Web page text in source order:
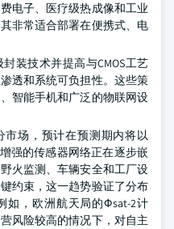
电子、医疗级热成像和工业
非常适合部署在便携式、电
装技术并提高与CMOS工艺
透和系统可负担性。这些策
智能手机和广泛的物联网设
场，预计在预测期内将以
强的传感器网络正在逐步嵌
火监测、车辆安全和工厂设
约束，这一趋势验证了分布
如，欧洲航天局的Φsat-2计
风险较高的情况下，对自主